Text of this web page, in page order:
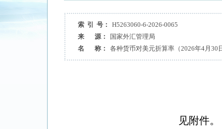
索 引 号：
H5263060-6-2026-0065
来 源：
国家外汇管理局
名 称：
各种货币对美元折算率（2026年4月30
见附件。